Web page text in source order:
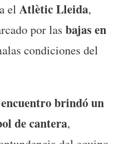
el Atlètic Lleida,
por las bajas en
condiciones del
brindó un
de cantera,